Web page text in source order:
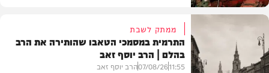
דעות
ממתק לשבת
התרמית במסמכי הטאבו שהותירה את הרב
בהלם | הרב יוסף זאב
11:55
07/08/26הרב יוסף זאב